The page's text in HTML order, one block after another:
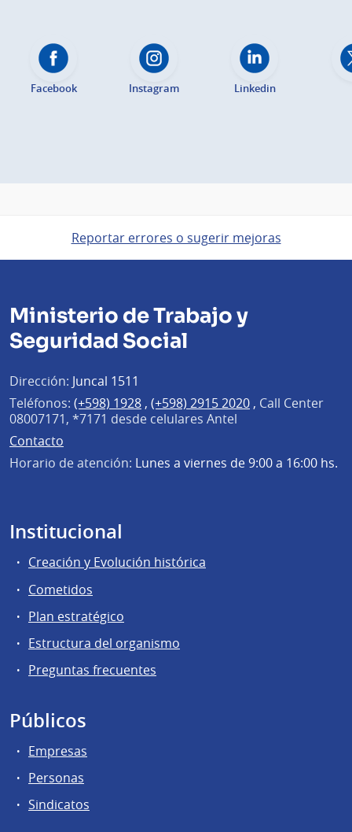
Facebook Instagram Linkedin
Reportar errores o sugerir mejoras
Ministerio de Trabajo y
Seguridad Social
Dirección: Juncal 1511
Teléfonos: (+598) 1928 , (+598) 2915 2020 , Call Center
08007171, *7171 desde celulares Antel
Contacto
Horario de atención: Lunes a viernes de 9:00 a 16:00 hs.
Institucional
Creación y Evolución histórica
Cometidos
Plan estratégico
Estructura del organismo
Preguntas frecuentes
Públicos
Empresas
Personas
Sindicatos